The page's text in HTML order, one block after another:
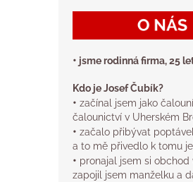
• jsme rodinná firma, 25
Kdo je Josef Čubík?
• začínal jsem jako
čalounictví v Uherském
• začalo přibývat
a to mě přivedlo k tomu
• pronajal jsem si obchod
zapojil jsem manželku a